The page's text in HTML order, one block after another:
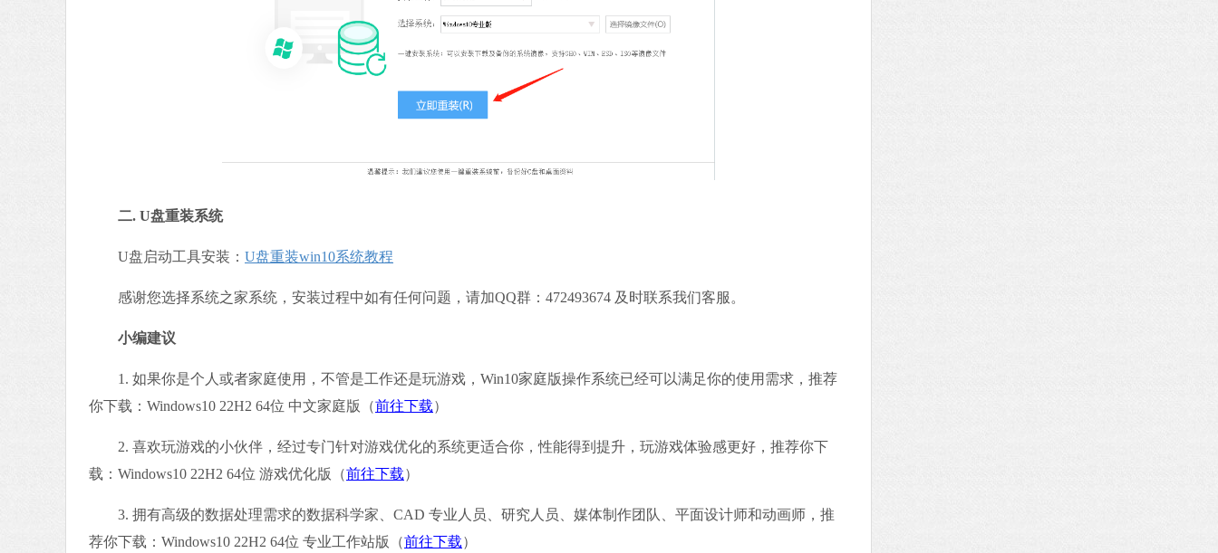
二. U盘重装系统
U盘启动工具安装： U盘重装win10系统教程
感谢您选择系统之家系统，安装过程中如有任何问题，请加QQ群：472493674 及时联系我们客服。
小编建议
1. 如果你是个人或者家庭使用，不管是工作还是玩游戏，Win10家庭版操作系统已经可以满足你的使用需求，推荐
你下载：Windows10 22H2 64位 中文家庭版（前往下载）
2. 喜欢玩游戏的小伙伴，经过专门针对游戏优化的系统更适合你，性能得到提升，玩游戏体验感更好，推荐你下
载：Windows10 22H2 64位 游戏优化版（前往下载）
3. 拥有高级的数据处理需求的数据科学家、CAD 专业人员、研究人员、媒体制作团队、平面设计师和动画师，推
荐你下载：Windows10 22H2 64位 专业工作站版（前往下载）